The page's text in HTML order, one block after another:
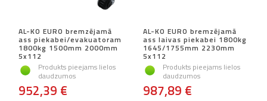
AL-KO EURO bremzējamā
ass piekabei/evakuatoram
1800kg 1500mm 2000mm
5x112
Produkts pieejams lielos
daudzumos
952,39 €
AL-KO EURO bremzējamā
ass laivas piekabei 1800kg
1645/1755mm 2230mm
5x112
Produkts pieejams lielos
daudzumos
987,89 €